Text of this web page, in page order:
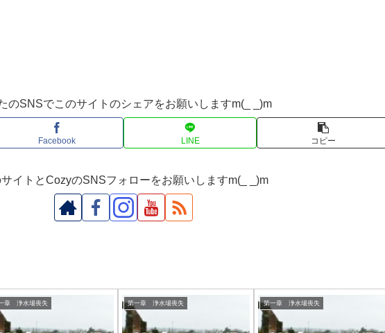
のSNSでこのサイトのシェアをお願いしますm(_ _)m
Facebook LINE コピー
サイトとCozyのSNSフォローをお願いしますm(_ _)m
章 浄水場喪失 第一章 浄水場喪失 第一章 浄水場喪失